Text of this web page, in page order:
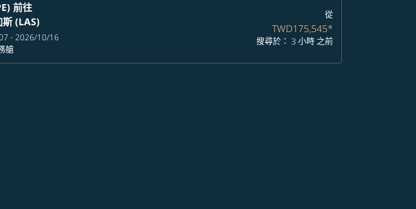
前往
斯 (LAS)
- 2026/10/16
艙
從
TWD175,545*
搜尋於： 3 小時 之前